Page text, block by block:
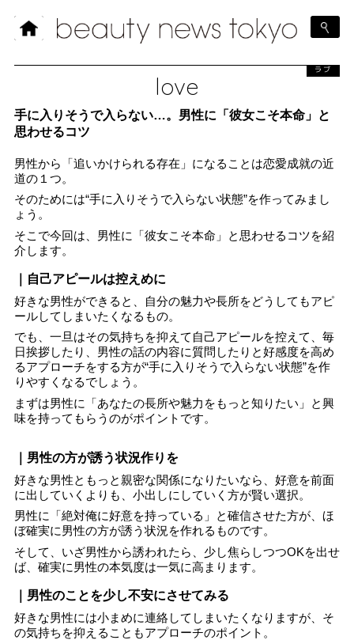
love
ラブ
手に入りそうで入らない…。男性に「彼女こそ本命」と
思わせるコツ
男性から「追いかけられる存在」になることは恋愛成就の近
道の１つ。
そのためには“手に入りそうで入らない状態”を作ってみまし
ょう。
そこで今回は、男性に「彼女こそ本命」と思わせるコツを紹
介します。
｜自己アピールは控えめに
好きな男性ができると、自分の魅力や長所をどうしてもアピ
ールしてしまいたくなるもの。
でも、一旦はその気持ちを抑えて自己アピールを控えて、毎
日挨拶したり、男性の話の内容に質問したりと好感度を高め
るアプローチをする方が“手に入りそうで入らない状態”を作
りやすくなるでしょう。
まずは男性に「あなたの長所や魅力をもっと知りたい」と興
味を持ってもらうのがポイントです。
｜男性の方が誘う状況作りを
好きな男性ともっと親密な関係になりたいなら、好意を前面
に出していくよりも、小出しにしていく方が賢い選択。
男性に「絶対俺に好意を持っている」と確信させた方が、ほ
ぼ確実に男性の方が誘う状況を作れるものです。
そして、いざ男性から誘われたら、少し焦らしつつOKを出せ
ば、確実に男性の本気度は一気に高まります。
｜男性のことを少し不安にさせてみる
好きな男性には小まめに連絡してしまいたくなりますが、そ
の気持ちを抑えることもアプローチのポイント。